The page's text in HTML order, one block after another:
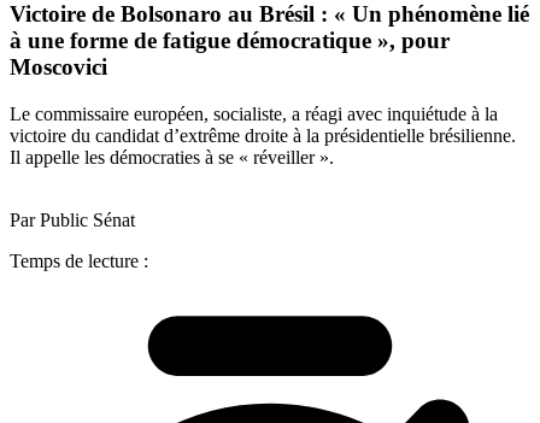
Victoire de Bolsonaro au Brésil : « Un phénomène lié
à une forme de fatigue démocratique », pour
Moscovici
Le commissaire européen, socialiste, a réagi avec inquiétude à la
victoire du candidat d’extrême droite à la présidentielle brésilienne.
Il appelle les démocraties à se « réveiller ».
Par Public Sénat
Temps de lecture :